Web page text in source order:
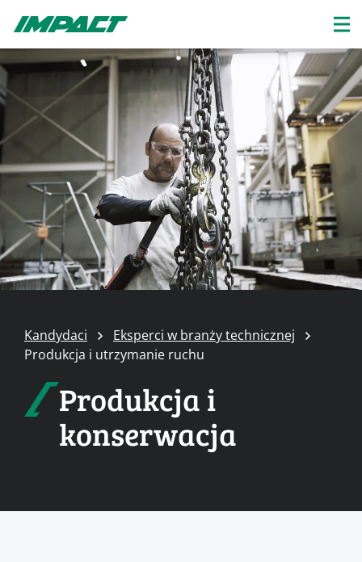
Kandydaci
Eksperci w branży technicznej
Produkcja i utrzymanie ruchu
Produkcja i
konserwacja